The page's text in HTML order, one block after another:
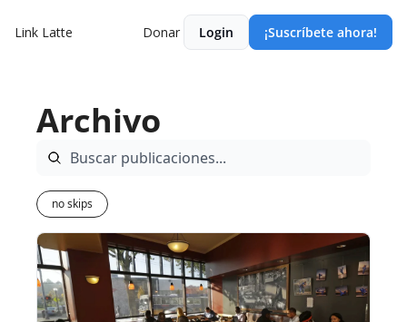
Link Latte Donar Login ¡Suscríbete ahora!
Archivo
no skips